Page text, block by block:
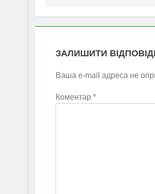
ЗАЛИШИТИ
Ваша e-mail адреса не
Коментар *